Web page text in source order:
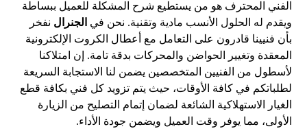
الفني المحترف هو من يستطيع شرح المشكلة للعميل ببساطة
ويقدم له الحلول الأنسب مادية وتقنية. نحن في الجنرال نفخر
بأن فنيينا قادرون على التعامل مع أعطال الكروت الإلكترونية
المعقدة وتغيير الحواضن والمحركات بدقة تامة. إن امتلاكنا
لأسطول من الفنيين المتخصصين يضمن لنا الاستجابة السريعة
لطلباتكم في كافة الأوقات، حيث يتم تزويد كل فني بكافة قطع
الغيار الاستهلاكية الشائعة لضمان إتمام التصليح من الزيارة
الأولى، مما يوفر وقت العميل ويضمن جودة الأداء.